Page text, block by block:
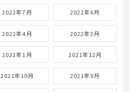
2022年7月 2022年6月
2022年4月 2022年3月
2022年1月 2021年12月
2021年10月 2021年9月